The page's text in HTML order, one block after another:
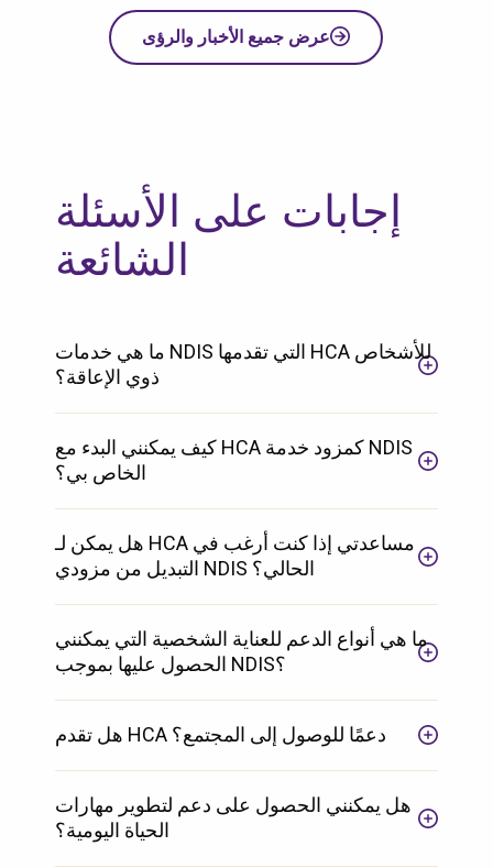
عرض جميع الأخبار والرؤى
إجابات على الأسئلة
الشائعة
ما هي خدمات NDIS التي تقدمها HCA للأشخاص
ذوي الإعاقة؟
كيف يمكنني البدء مع HCA كمزود خدمة NDIS
الخاص بي؟
هل يمكن لـ HCA مساعدتي إذا كنت أرغب في
التبديل من مزودي NDIS الحالي؟
ما هي أنواع الدعم للعناية الشخصية التي يمكنني
الحصول عليها بموجب NDIS؟
هل تقدم HCA دعمًا للوصول إلى المجتمع؟
هل يمكنني الحصول على دعم لتطوير مهارات
الحياة اليومية؟